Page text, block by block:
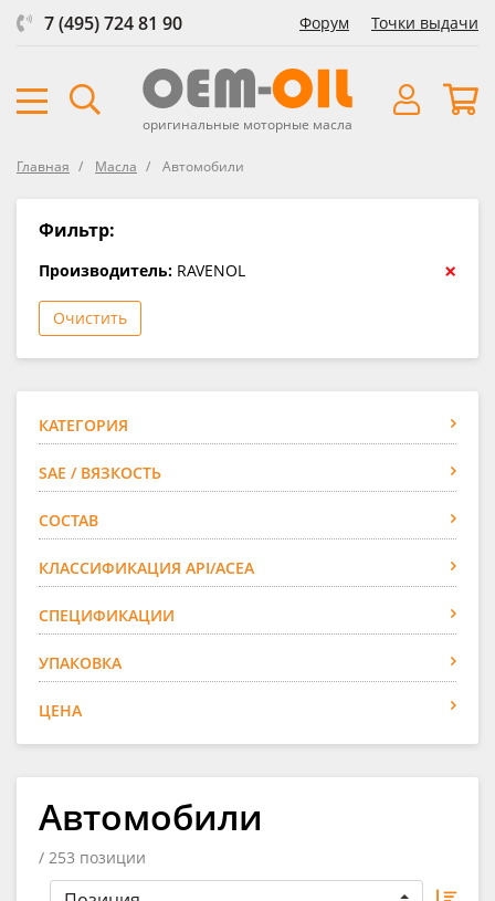
7 (495) 724 81 90 Форум Точки выдачи
оригинальные моторные масла
Главная Масла Автомобили
Фильтр:
Производитель: RAVENOL ×
Очистить
КАТЕГОРИЯ
SAE / ВЯЗКОСТЬ
СОСТАВ
КЛАССИФИКАЦИЯ API/ACEA
СПЕЦИФИКАЦИИ
УПАКОВКА
ЦЕНА
Автомобили
/ 253 позиции